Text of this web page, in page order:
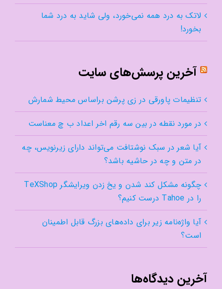
لاتک به درد همه نمی‌خورد، ولی شاید به درد شما
بخورد!
آخرین پرسش‌های سایت
تنظیمات پاورقی در زی پرشن براساس محیط شمارش
در مورد نقطه در بین سه رقم اخر اعداد ب چ معناست
آیا شعر در سبک نوشتافت می‌تواند دارای زیرنویس، چه
در متن و چه در حاشیه باشد؟
چگونه مشکل کند شدن و یخ زدن ویرایشگر TeXShop
را در Tahoe درست کنیم؟
آیا واژه‌نامه زیر برای داده‌های بزرگ قابل اطمینان
است؟
آخرین دیدگاه‌ها